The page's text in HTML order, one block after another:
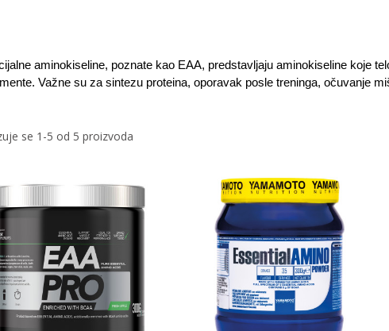
aminokiseline, poznate kao EAA, predstavljaju aminokiseline koje
Važne su za sintezu proteina, oporavak posle treninga, očuvanje
se 1-5 od 5 proizvoda